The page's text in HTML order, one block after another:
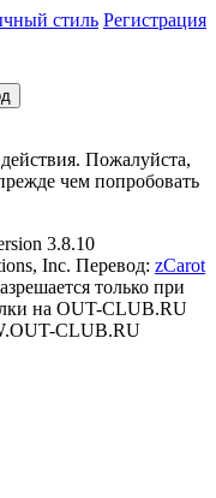
стиль Регистрация
Пожалуйста,
чем попробовать
3.8.10
Inc. Перевод: zCarot
только при
на OUT-CLUB.RU
CLUB.RU